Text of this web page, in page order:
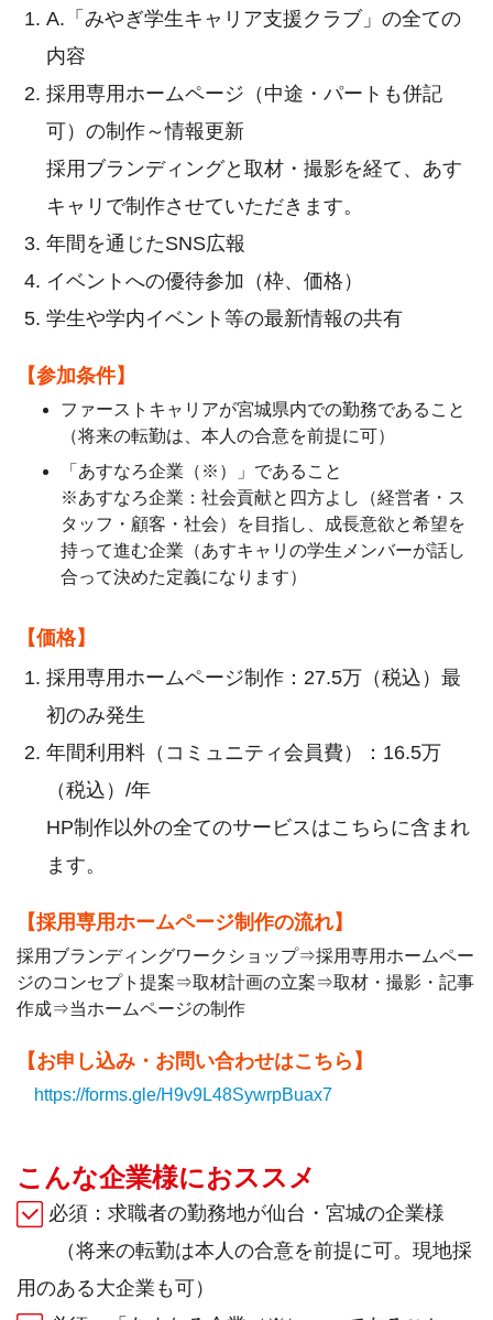
A.「みやぎ学生キャリア支援クラブ」の全ての
内容
採用専用ホームページ（中途・パートも併記
可）の制作～情報更新
採用ブランディングと取材・撮影を経て、あす
キャリで制作させていただきます。
年間を通じたSNS広報
イベントへの優待参加（枠、価格）
学生や学内イベント等の最新情報の共有
【参加条件】
ファーストキャリアが宮城県内での勤務であること
（将来の転勤は、本人の合意を前提に可）
「あすなろ企業（※）」であること
※あすなろ企業：社会貢献と四方よし（経営者・ス
タッフ・顧客・社会）を目指し、成長意欲と希望を
持って進む企業（あすキャリの学生メンバーが話し
合って決めた定義になります）
【価格】
採用専用ホームページ制作：27.5万（税込）最
初のみ発生
年間利用料（コミュニティ会員費）：16.5万
（税込）/年
HP制作以外の全てのサービスはこちらに含まれ
ます。
【採用専用ホームページ制作の流れ】
採用ブランディングワークショップ⇒採用専用ホームペー
ジのコンセプト提案⇒取材計画の立案⇒取材・撮影・記事
作成⇒当ホームページの制作
【お申し込み・お問い合わせはこちら】
https://forms.gle/H9v9L48SywrpBuax7
こんな企業様におススメ
必須：求職者の勤務地が仙台・宮城の企業様
（将来の転勤は本人の合意を前提に可。現地採
用のある大企業も可）